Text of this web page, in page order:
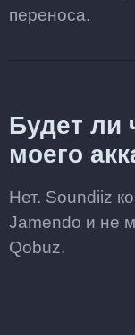
переноса.
Будет ли
моего
Нет. Soundiiz
Jamendo и не
Qobuz.